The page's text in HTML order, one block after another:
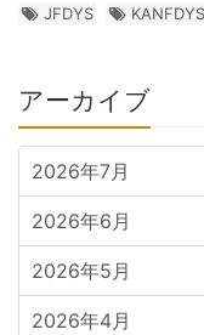
JFDYS KANFDYS
アーカイブ
2026年7月
2026年6月
2026年5月
2026年4月